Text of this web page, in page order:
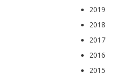
2019
2018
2017
2016
2015